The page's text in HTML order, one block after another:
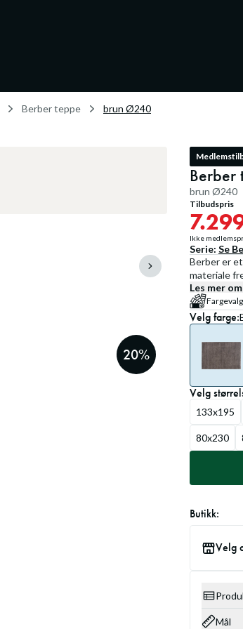
Berber teppe brun Ø240
20%
Berber
brun Ø240
Tilbudspris
Ikke
Serie: Se
Berber er
materiale
Les mer
Fargevalg
Velgfarge:
Velg
133x195
80x230
Butikk:
Velg
Mål